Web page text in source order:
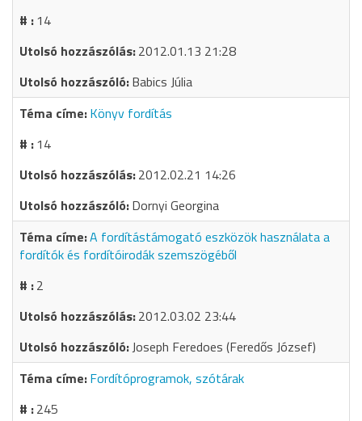
14
2012.01.13 21:28
Babics Júlia
Könyv fordítás
14
2012.02.21 14:26
Dornyi Georgina
A fordítástámogató eszközök használata a
fordítók és fordítóirodák szemszögéből
2
2012.03.02 23:44
Joseph Feredoes (Feredős József)
Fordítóprogramok, szótárak
245